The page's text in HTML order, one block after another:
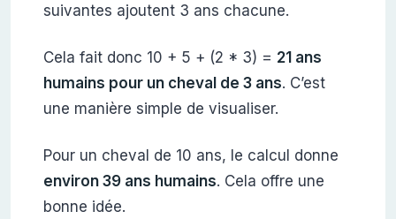
suivantes ajoutent 3 ans chacune.
Cela fait donc 10 + 5 + (2 * 3) = 21 ans
humains pour un cheval de 3 ans. C’est
une manière simple de visualiser.
Pour un cheval de 10 ans, le calcul donne
environ 39 ans humains. Cela offre une
bonne idée.